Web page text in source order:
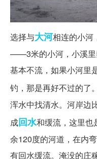
选择与大河相连的小河
——3米的小河，小溪里
基本不流，如果小河里
钓，那是再好不过的了
浑水中找清水。河岸边
成回水和缓流，这里也
余120度的河道，在内
有回水缓流。淹没的庄